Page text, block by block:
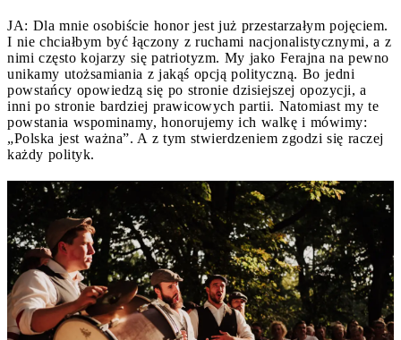
JA: Dla mnie osobiście honor jest już przestarzałym pojęciem.
I nie chciałbym być łączony z ruchami nacjonalistycznymi, a z
nimi często kojarzy się patriotyzm. My jako Ferajna na pewno
unikamy utożsamiania z jakąś opcją polityczną. Bo jedni
powstańcy opowiedzą się po stronie dzisiejszej opozycji, a
inni po stronie bardziej prawicowych partii. Natomiast my te
powstania wspominamy, honorujemy ich walkę i mówimy:
„Polska jest ważna”. A z tym stwierdzeniem zgodzi się raczej
każdy polityk.